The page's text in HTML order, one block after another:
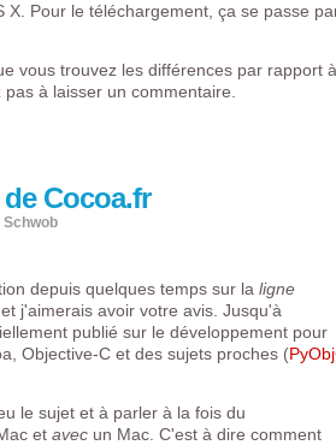
X. Pour le téléchargement, ça se passe
vous trouvez les différences par rapport
à laisser un commentaire.
Cocoa.fr
depuis quelques temps sur la ligne
j'aimerais avoir votre avis. Jusqu'à
publié sur le développement pour
Objective-C et des sujets proches (
le sujet et à parler à la fois du
et avec un Mac. C'est à dire comment